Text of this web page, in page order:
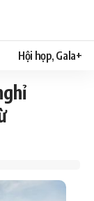
Hội họp, Gala+